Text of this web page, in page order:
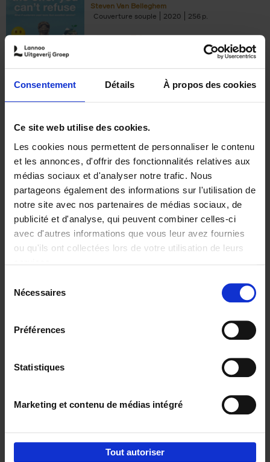
Consentement Détails À propos des cookies
Ce site web utilise des cookies.
Les cookies nous permettent de personnaliser le contenu
et les annonces, d'offrir des fonctionnalités relatives aux
médias sociaux et d'analyser notre trafic. Nous
partageons également des informations sur l'utilisation de
notre site avec nos partenaires de médias sociaux, de
publicité et d'analyse, qui peuvent combiner celles-ci
avec d'autres informations que vous leur avez fournies
ou qu'ils ont collectées lors de votre utilisation de leurs
Nécessaires
Préférences
Statistiques
Marketing et contenu de médias intégré
Tout autoriser
Steven Van Belleghem
Couverture souple
2020 256
€37,50
Building Bonds = Building
Business
Jochen Roef Jozefien De Feyter
Carolien Boom
Couverture souple
2025 200
€29,99
Digital marketing like a PRO -
completely revised edition (EN)